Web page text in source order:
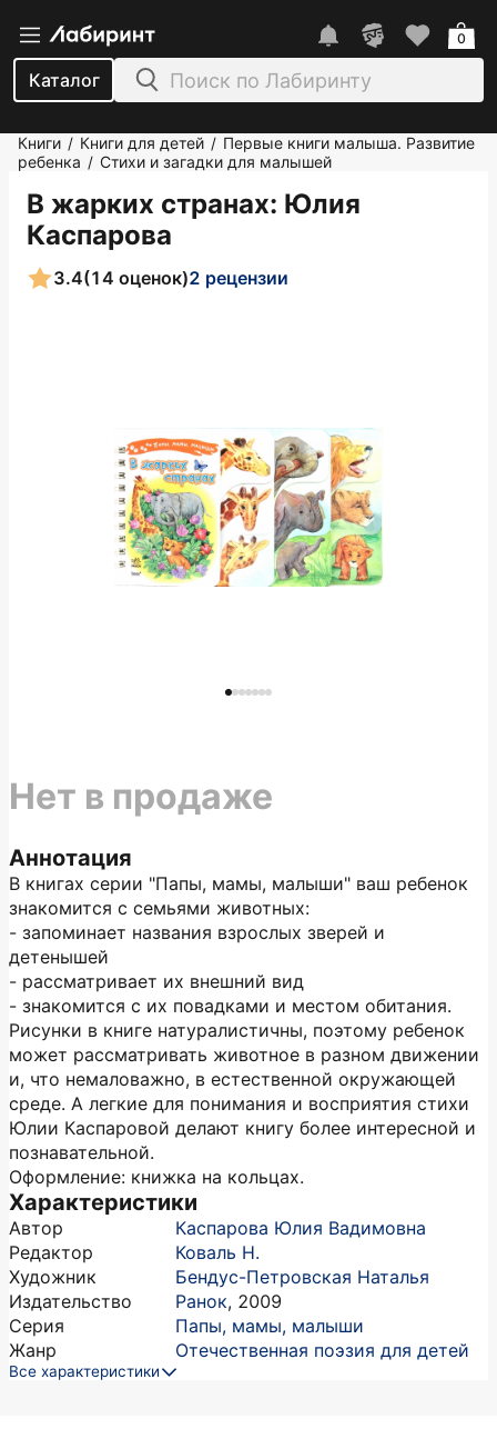
Каталог
0
Книги / Книги для детей / Первые книги малыша. Развитие
ребенка / Стихи и загадки для малышей
В жарких странах: Юлия
Каспарова
3.4(14 оценок)2 рецензии
Аннотация
В книгах серии "Папы, мамы, малыши" ваш ребенок
знакомится с семьями животных:
- запоминает названия взрослых зверей и
детенышей
- рассматривает их внешний вид
- знакомится с их повадками и местом обитания.
Рисунки в книге натуралистичны, поэтому ребенок
может рассматривать животное в разном движении
и, что немаловажно, в естественной окружающей
среде. А легкие для понимания и восприятия стихи
Юлии Каспаровой делают книгу более интересной и
познавательной.
Оформление: книжка на кольцах.
Характеристики
Автор
Каспарова Юлия Вадимовна
Редактор
Коваль Н.
Художник
Бендус-Петровская Наталья
Издательство
Ранок, 2009
Серия
Папы, мамы, малыши
Жанр
Отечественная поэзия для детей
Все характеристики
Нет в продаже